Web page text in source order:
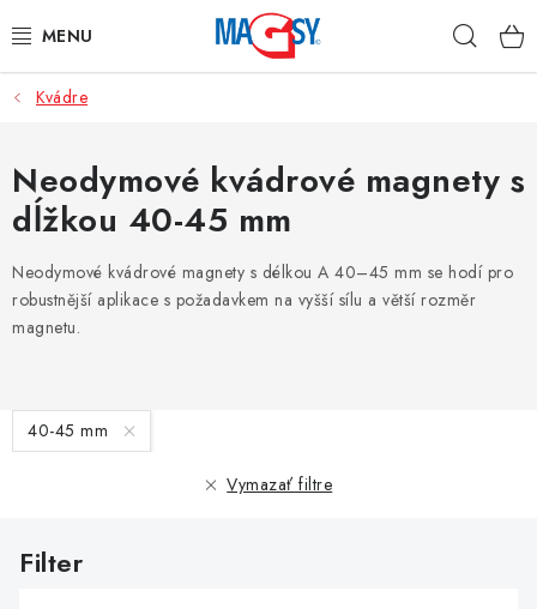
na
HLAVNÉ KATEGÓRIE
MAGNETICKÉ POMÔCKY
PRIEMYSELNÉ MAGNETY
OSTATNÉ MAGNETY
O nás Obchodné podmienky
Kontakt
Odstúpenie od zmluvy
Kvádre
Neodymové kvádrové magnety s
dĺžkou 40-45 mm
Neodymové kvádrové magnety s délkou A 40–45 mm se hodí pro
robustnější aplikace s požadavkem na vyšší sílu a větší rozměr
magnetu.
V
ý
s
40-45 mm
Vymazať filtre